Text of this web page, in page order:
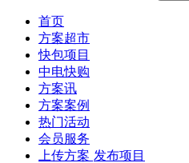
首页
方案超市
快包项目
中电快购
方案讯
方案案例
热门活动
会员服务
上传方案 发布项目